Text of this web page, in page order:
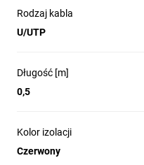
Rodzaj kabla
U/UTP
Długość [m]
0,5
Kolor izolacji
Czerwony